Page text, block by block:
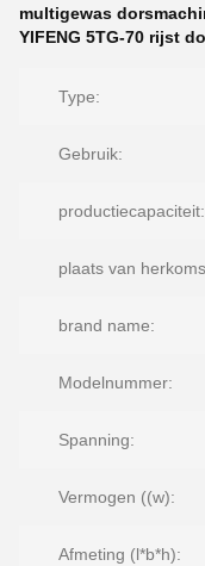
multigewas
YIFENG 5TG-70 rijst
Type:
Gebruik:
productiecapaciteit:
plaats van
brand name:
Modelnummer:
Spanning:
Vermogen ((w):
Afmeting (l*b*h):